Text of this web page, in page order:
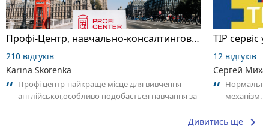
Профі-Центр, навчально-консалтингова компанія
210 відгуків
Karina Skorenka
Профі центр-найкраще місце для вивчення
англійської,особливо подобається навчання за
ТІР сервіс
12 відгуків
Сергей
механізм.
Дивитись ще keyboard_arrow_right